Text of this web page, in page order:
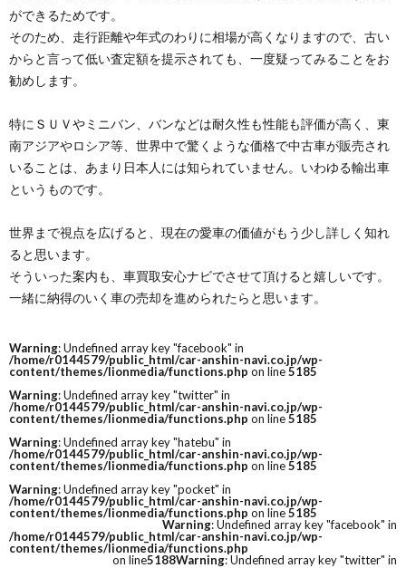
ができるためです。
そのため、走行距離や年式のわりに相場が高くなりますので、古い
からと言って低い査定額を提示されても、一度疑ってみることをお
勧めします。
特にＳＵＶやミニバン、バンなどは耐久性も性能も評価が高く、東
南アジアやロシア等、世界中で驚くような価格で中古車が販売され
いることは、あまり日本人には知られていません。いわゆる輸出車
というものです。
世界まで視点を広げると、現在の愛車の価値がもう少し詳しく知れ
ると思います。
そういった案内も、車買取安心ナビでさせて頂けると嬉しいです。
一緒に納得のいく車の売却を進められたらと思います。
Warning: Undefined array key "facebook" in
/home/r0144579/public_html/car-anshin-navi.co.jp/wp-
content/themes/lionmedia/functions.php on line5185
Warning: Undefined array key "twitter" in
/home/r0144579/public_html/car-anshin-navi.co.jp/wp-
content/themes/lionmedia/functions.php on line5185
Warning: Undefined array key "hatebu" in
/home/r0144579/public_html/car-anshin-navi.co.jp/wp-
content/themes/lionmedia/functions.php on line5185
Warning: Undefined array key "pocket" in
/home/r0144579/public_html/car-anshin-navi.co.jp/wp-
content/themes/lionmedia/functions.php on line5185
Warning: Undefined array key "facebook" in
/home/r0144579/public_html/car-anshin-navi.co.jp/wp-
content/themes/lionmedia/functions.php
on line5188Warning: Undefined array key "twitter" in